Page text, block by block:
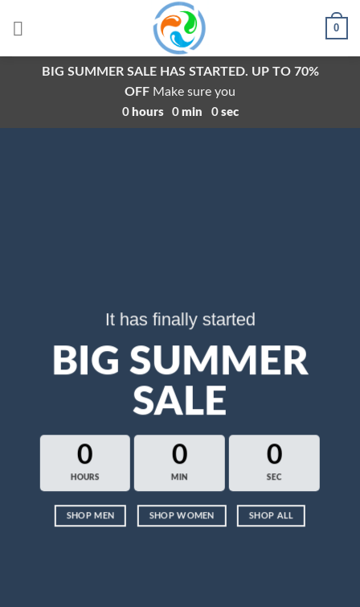
0
BIG SUMMER SALE HAS STARTED. UP TO 70%
OFF Make sure you
0 hours 0 min 0 sec
It has finally started
BIG SUMMER
SALE
0
HOURS
0
MIN
0
SEC
SHOP MEN SHOP WOMEN SHOP ALL